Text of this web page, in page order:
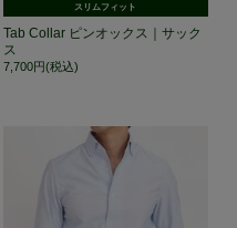
スリムフィット
Tab Collar ピンオックス｜サック
ス
7,700円(税込)